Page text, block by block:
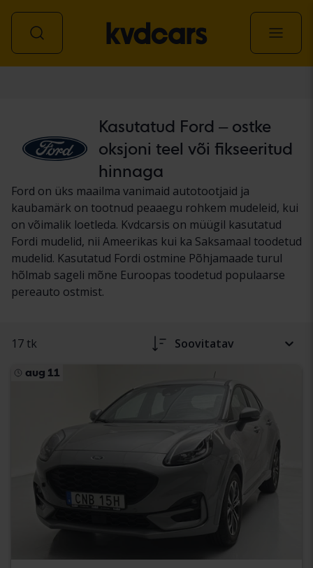
Kasutatud Ford – ostke
oksjoni teel või fikseeritud
hinnaga
Ford on üks maailma vanimaid autotootjaid ja
kaubamärk on tootnud peaaegu rohkem mudeleid, kui
on võimalik loetleda. Kvdcarsis on müügil kasutatud
Fordi mudelid, nii Ameerikas kui ka Saksamaal toodetud
mudelid. Kasutatud Fordi ostmine Põhjamaade turul
hõlmab sageli mõne Euroopas toodetud populaarse
pereauto ostmist.
17 tk Soovitatav
aug 11